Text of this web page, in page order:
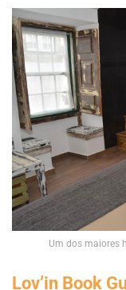
Um dos maiores
Lov’in Book